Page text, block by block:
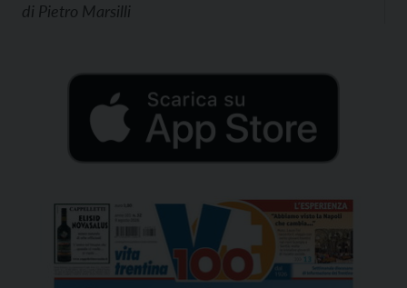
di Pietro Marsilli